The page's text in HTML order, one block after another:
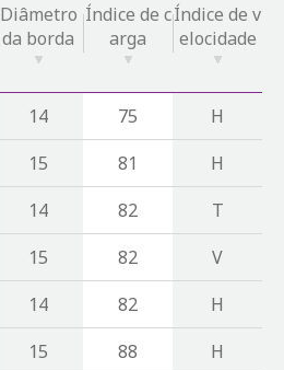
Diâmetro
da borda
Índice de c
arga
Índice de v
elocidade
14 75
H
15 81
H
14 82
T
15 82
V
14 82
H
15 88
H